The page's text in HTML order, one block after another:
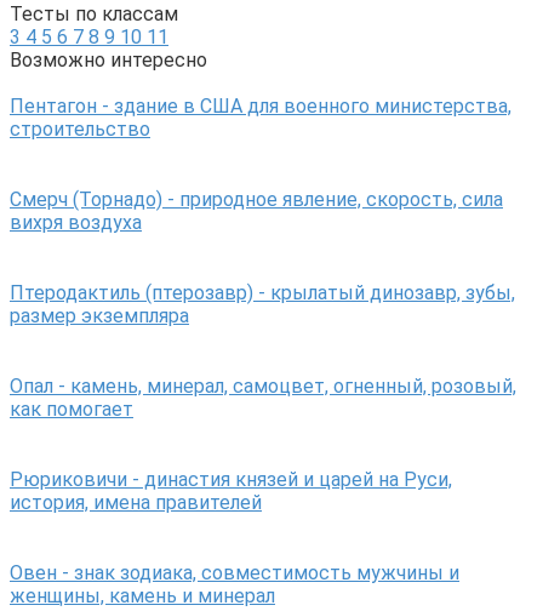
Тесты по классам
3 4 5 6 7 8 9 10 11
Возможно интересно
Пентагон - здание в США для военного министерства,
строительство
Смерч (Торнадо) - природное явление, скорость, сила
вихря воздуха
Птеродактиль (птерозавр) - крылатый динозавр, зубы,
размер экземпляра
Опал - камень, минерал, самоцвет, огненный, розовый,
как помогает
Рюриковичи - династия князей и царей на Руси,
история, имена правителей
Овен - знак зодиака, совместимость мужчины и
женщины, камень и минерал